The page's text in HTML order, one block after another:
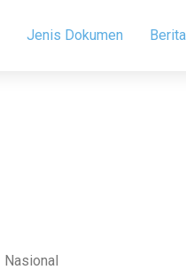
Jenis Dokumen Berita